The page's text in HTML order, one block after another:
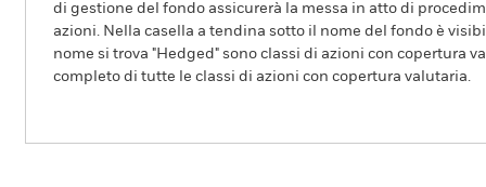
di gestione del fondo assicurerà la messa in atto di
azioni. Nella casella a tendina sotto il nome del fondo è
nome si trova "Hedged" sono classi di azioni con copertura
completo di tutte le classi di azioni con copertura valutaria.